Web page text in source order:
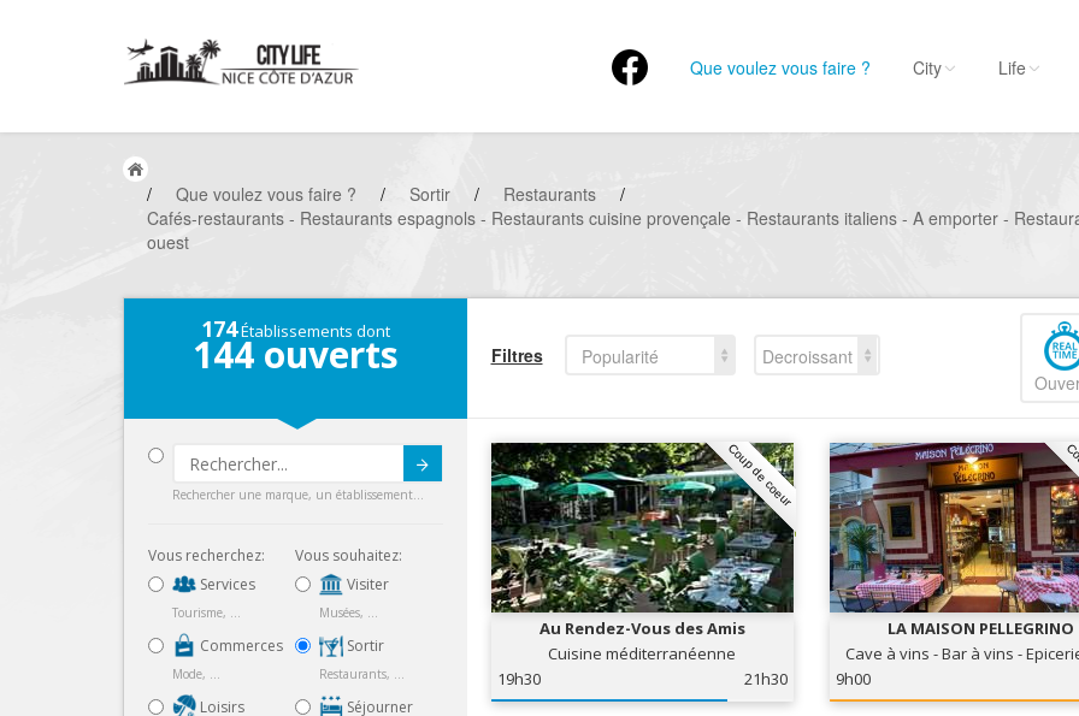
Que voulez vous faire ? City Life
/ Que voulez vous faire ? / Sortir / Restaurants
/
Cafés-restaurants - Restaurants espagnols - Restaurants cuisine provençale - Restaurants italiens - A emporter -
ouest
174Établissements dont
144ouverts
Rechercher une marque, un établissement...
Vous recherchez:
Services
Tourisme, ...
Commerces
Mode, ...
Loisirs
Vous souhaitez:
Visiter
Musées, ...
Sortir
Restaurants, ...
Séjourner
Filtres Popularité
Decroissant
Coup de coeur
Au Rendez-Vous des Amis
Cuisine méditerranéenne
19h30
21h30
LA MAISON PELLEGRINO
Cave à vins - Bar à vins -
9h00